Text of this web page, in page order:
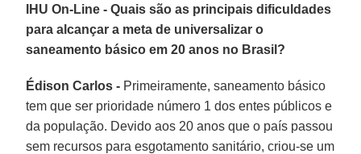
IHU On-Line - Quais são as principais dificuldades
para alcançar a meta de universalizar o
saneamento básico em 20 anos no Brasil?
Édison Carlos - Primeiramente, saneamento básico
tem que ser prioridade número 1 dos entes públicos e
da população. Devido aos 20 anos que o país passou
sem recursos para esgotamento sanitário, criou-se um